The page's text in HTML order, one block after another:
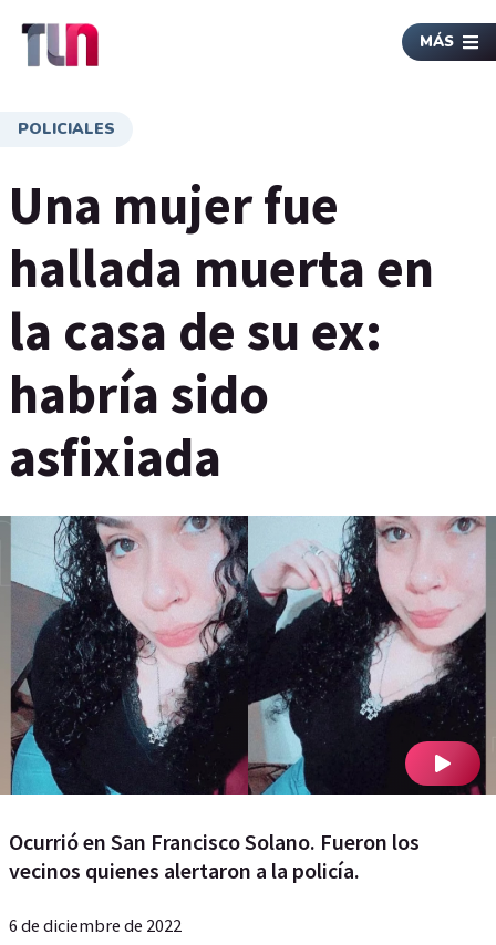
MÁS
POLICIALES
Una mujer fue
hallada muerta en
la casa de su ex:
habría sido
asfixiada
Ocurrió en San Francisco Solano. Fueron los
vecinos quienes alertaron a la policía.
6 de diciembre de 2022